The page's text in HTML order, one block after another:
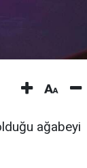
ağabeyi